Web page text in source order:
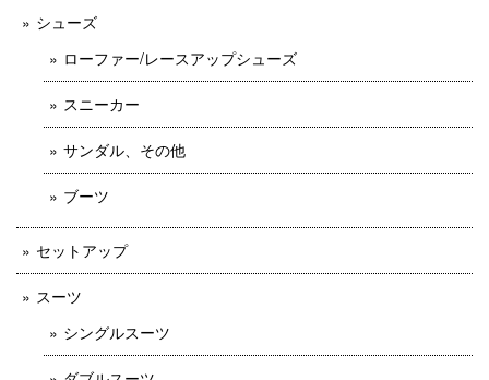
シューズ
ローファー/レースアップシューズ
スニーカー
サンダル、その他
ブーツ
セットアップ
スーツ
シングルスーツ